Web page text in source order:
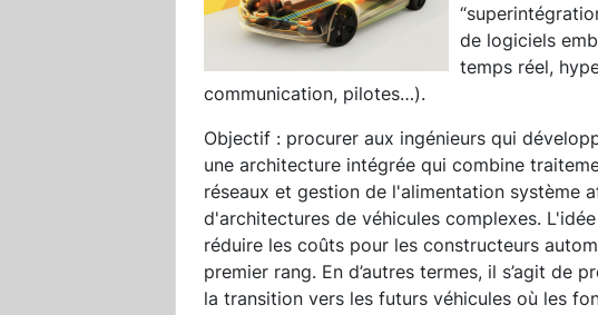
de logiciels
temps réel,
communication, pilotes…).
Objectif : procurer aux ingénieurs qui
une architecture intégrée qui combine
réseaux et gestion de l'alimentation système
d'architectures de véhicules complexes.
réduire les coûts pour les constructeurs
premier rang. En d’autres termes, il s’agit de
la transition vers les futurs véhicules où les